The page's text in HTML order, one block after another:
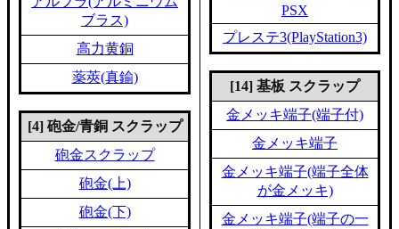
ブラス)
高力黄銅
薬莢(真鍮)
[4] 砲金/青銅 スクラップ
砲金スクラップ
砲金(上)
砲金(下)
PSX
プレステ3(PlayStation3)
[14] 基板 スクラップ
金メッキ端子(端子付)
金メッキ端子
金メッキ端子(端子全体
が金メッキ)
金メッキ端子(端子の一